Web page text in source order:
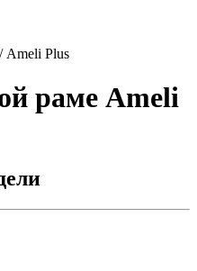
/ Ameli Plus
раме Ameli